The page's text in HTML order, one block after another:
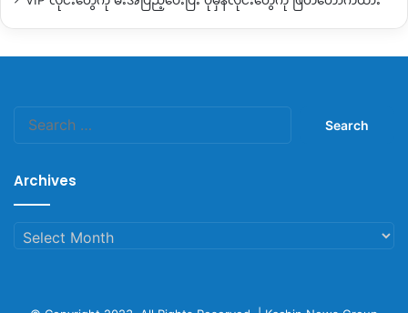
Archives
Archives